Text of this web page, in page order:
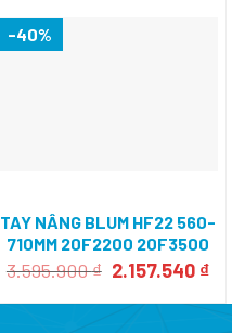
-40%
TAY NÂNG BLUM HF22 560-
710MM 20F2200 20F3500
3.595.900₫ Giá
là:
2.157.540 ₫
tại